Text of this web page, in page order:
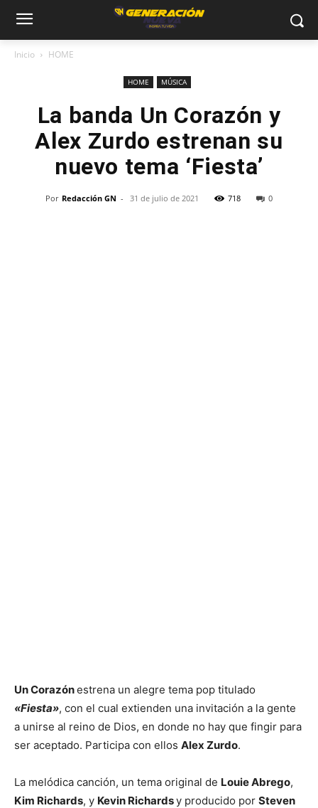
Inicio HOME
HOME MÚSICA
La banda Un Corazón y
Alex Zurdo estrenan su
nuevo tema ‘Fiesta’
Por Redacción GN - 31 de julio de 2021 718 0
Un Corazónestrena un alegre tema pop titulado
«Fiesta», con el cual extienden una invitación a la gente
a unirse al reino de Dios, en donde no hay que fingir para
ser aceptado. Participa con ellos Alex Zurdo.
La melódica canción, un tema original de Louie Abrego,
Kim Richards, y Kevin Richardsy producido por Steven